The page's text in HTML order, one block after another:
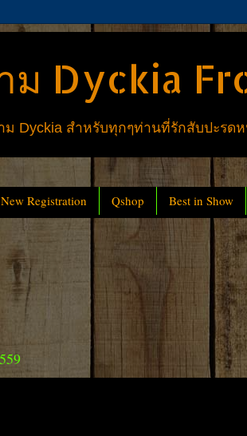
ม Dyckia
Dyckia สำหรับทุกๆท่านที่รักสับปะรดห
New Registration Qshop Best in Show